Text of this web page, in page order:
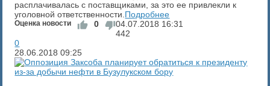
расплачивалась с поставщиками, за это ее привлекли к
уголовной ответственности.Подробнее
Оценка новости 0 04.07.2018 16:31
442
0
28.06.2018 09:25